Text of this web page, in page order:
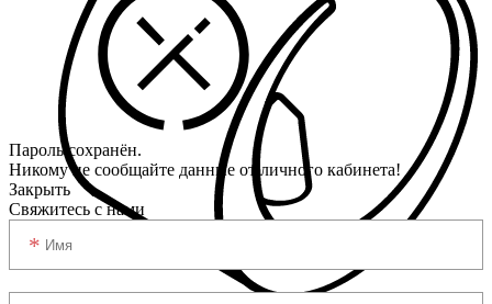
Пароль сохранён.
Никому не сообщайте данные от личного кабинета!
Закрыть
Свяжитесь с нами